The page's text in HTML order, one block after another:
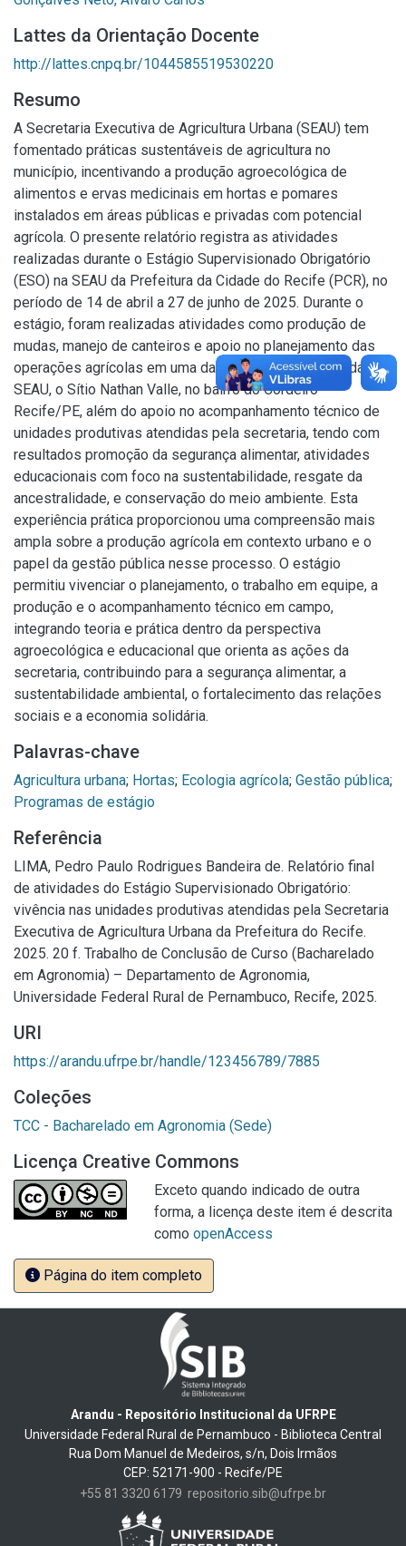
Lattes da Orientação Docente
http://lattes.cnpq.br/1044585519530220
Resumo
A Secretaria Executiva de Agricultura Urbana (SEAU) tem
fomentado práticas sustentáveis de agricultura no
município, incentivando a produção agroecológica de
alimentos e ervas medicinais em hortas e pomares
instalados em áreas públicas e privadas com potencial
agrícola. O presente relatório registra as atividades
realizadas durante o Estágio Supervisionado Obrigatório
(ESO) na SEAU da Prefeitura da Cidade do Recife (PCR), no
período de 14 de abril a 27 de junho de 2025. Durante o
estágio, foram realizadas atividades como produção de
mudas, manejo de canteiros e apoio no planejamento das
operações agrícolas em uma das áreas de produção da
SEAU, o Sítio Nathan Valle, no bairro do Cordeiro –
Recife/PE, além do apoio no acompanhamento técnico de
unidades produtivas atendidas pela secretaria, tendo com
resultados promoção da segurança alimentar, atividades
educacionais com foco na sustentabilidade, resgate da
ancestralidade, e conservação do meio ambiente. Esta
experiência prática proporcionou uma compreensão mais
ampla sobre a produção agrícola em contexto urbano e o
papel da gestão pública nesse processo. O estágio
permitiu vivenciar o planejamento, o trabalho em equipe, a
produção e o acompanhamento técnico em campo,
integrando teoria e prática dentro da perspectiva
agroecológica e educacional que orienta as ações da
secretaria, contribuindo para a segurança alimentar, a
sustentabilidade ambiental, o fortalecimento das relações
sociais e a economia solidária.
Palavras-chave
Agricultura urbana; Hortas; Ecologia agrícola; Gestão pública;
Programas de estágio
Referência
LIMA, Pedro Paulo Rodrigues Bandeira de. Relatório final
de atividades do Estágio Supervisionado Obrigatório:
vivência nas unidades produtivas atendidas pela Secretaria
Executiva de Agricultura Urbana da Prefeitura do Recife.
2025. 20 f. Trabalho de Conclusão de Curso (Bacharelado
em Agronomia) – Departamento de Agronomia,
Universidade Federal Rural de Pernambuco, Recife, 2025.
URI
https://arandu.ufrpe.br/handle/123456789/7885
Coleções
TCC - Bacharelado em Agronomia (Sede)
Licença Creative Commons
Exceto quando indicado de outra
forma, a licença deste item é descrita
como openAccess
Página do item completo
Arandu - Repositório Institucional da UFRPE
Universidade Federal Rural de Pernambuco - Biblioteca Central
Rua Dom Manuel de Medeiros, s/n, Dois Irmãos
CEP: 52171-900 - Recife/PE
+55 81 3320 6179 repositorio.sib@ufrpe.br